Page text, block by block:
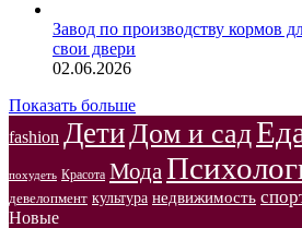
Завод по производству кормов
свои двери
02.06.2026
Показать больше
fashion ДетиДом и сад
похудеть Красота Мода
девелопмент культура недвижимость
Новые